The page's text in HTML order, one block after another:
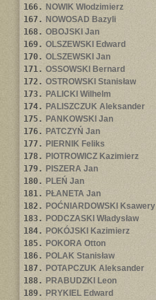
166. NOWIK Włodzimierz
167. NOWOSAD Bazyli
168. OBOJSKI Jan
169. OLSZEWSKI Edward
170. OLSZEWSKI Jan
171. OSSOWSKI Bernard
172. OSTROWSKI Stanisław
173. PALICKI Wilhelm
174. PALISZCZUK Aleksander
175. PANKOWSKI Jan
176. PATCZYŃ Jan
177. PIERNIK Feliks
178. PIOTROWICZ Kazimierz
179. PISZERA Jan
180. PLEŃ Jan
181. PŁANETA Jan
182. POĆNIARDOWSKI Ksawery
183. PODCZASKI Władysław
184. POKÓJSKI Kazimierz
185. POKORA Otton
186. POLAK Stanisław
187. POTAPCZUK Aleksander
188. PRABUDZKI Leon
189. PRYKIEL Edward